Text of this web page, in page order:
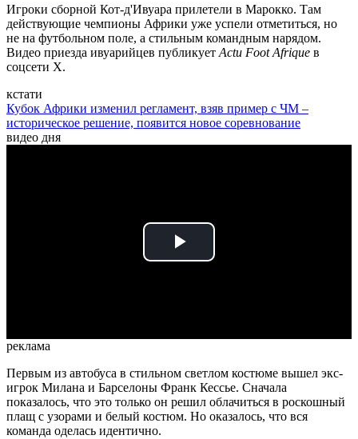
Игроки сборной Кот-д'Ивуара прилетели в Марокко. Там
действующие чемпионы Африки уже успели отметиться, но
не на футбольном поле, а стильным командным нарядом.
Видео приезда ивуарийцев публикует Actu Foot Afrique в
соцсети X.
кстати
Кубок Африки изменил регламент, взяв пример с ЧМ –
историческое решение, появится новое соревнование
видео дня
Play
реклама
Первым из автобуса в стильном светлом костюме вышел экс-
игрок Милана и Барселоны Франк Кессье. Сначала
показалось, что это только он решил облачиться в роскошный
плащ с узорами и белый костюм. Но оказалось, что вся
команда оделась идентично.